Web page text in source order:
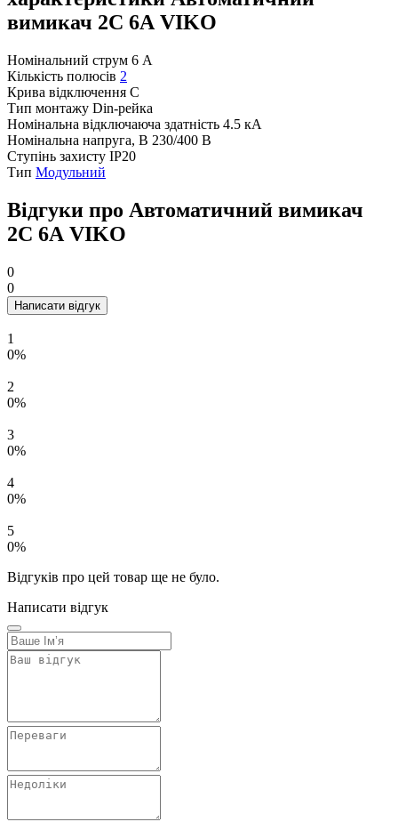
вимикач 2C 6А VIKO
Номінальний струм 6 А
Кількість полюсів 2
Крива відключення C
Тип монтажу Din-рейка
Номінальна відключаюча здатність 4.5 кА
Номінальна напруга, В 230/400 В
Ступінь захисту IP20
Тип Модульний
Відгуки про Автоматичний вимикач
2C 6А VIKO
0
0
Написати відгук
1
0%
2
0%
3
0%
4
0%
5
0%
Відгуків про цей товар ще не було.
Написати відгук